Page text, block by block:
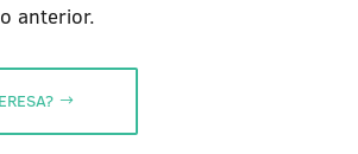
anterior.